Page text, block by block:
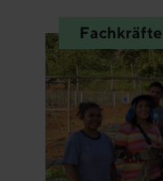
Fachkräfte